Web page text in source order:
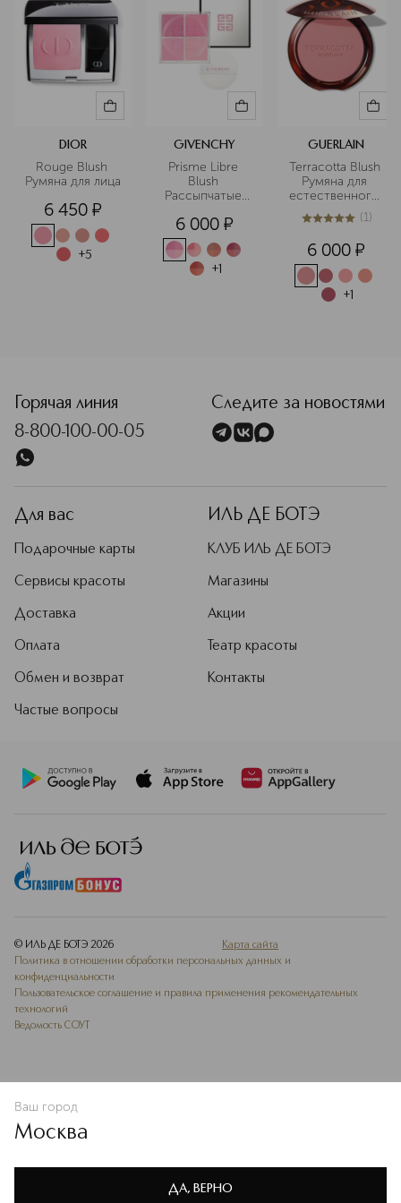
Политике конфиденциальности
DIOR
Rouge Blush
Румяна для лица
6 450 ¤
+5
GIVENCHY
Prisme Libre
Blush
Рассыпчатые
румяна для
6 000 ¤
+1
GUERLAIN
Terracotta Blush
Румяна для
естественного
сияния кожи
5из 51 (1)
6 000 ¤
+1
Горячая линия
8-800-100-00-05
Следите за новостями
Для вас
Подарочные карты
Сервисы красоты
Доставка
Оплата
Обмен и возврат
Частые вопросы
ИЛЬ ДЕ БОТЭ
КЛУБ ИЛЬ ДЕ БОТЭ
Магазины
Акции
Театр красоты
Контакты
© ИЛЬ ДЕ БОТЭ 2026
Карта сайта
Политика в отношении обработки персональных данных и
конфиденциальности
Пользовательское соглашение и правила применения рекомендательных
технологий
Ведомость СОУТ
Ваш город
Москва
ДА, ВЕРНО